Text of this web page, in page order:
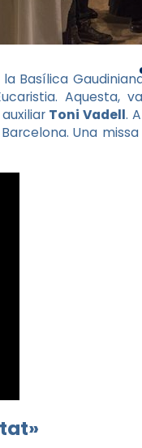
Basílica
Aquesta,
Toni Vadell.
Una